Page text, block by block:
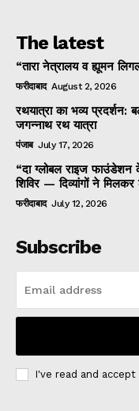
The latest
“तारा नेत्रालय व ह्यूमन
फरीदाबाद August 2, 2026
रथयात्रा का भव्य प्रदर्शन:
जगन्नाथ रथ यात्रा
पंजाब July 17, 2026
“दा ग्लोबल राइज फाउंडेशन
शिविर — दिव्यांगों ने
फरीदाबाद July 12, 2026
Subscribe
I've read and accept